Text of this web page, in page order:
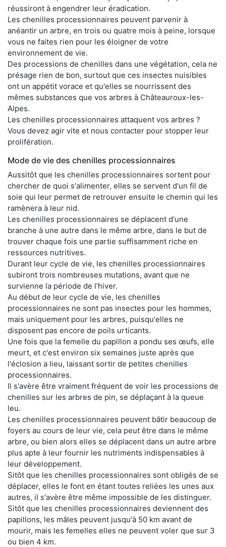
réussiront à engendrer leur éradication.
Les chenilles processionnaires peuvent parvenir à
anéantir un arbre, en trois ou quatre mois à peine, lorsque
vous ne faites rien pour les éloigner de votre
environnement de vie.
Des processions de chenilles dans une végétation, cela ne
présage rien de bon, surtout que ces insectes nuisibles
ont un appétit vorace et qu'elles se nourrissent des
mêmes substances que vos arbres à Châteauroux-les-
Alpes.
Les chenilles processionnaires attaquent vos arbres ?
Vous devez agir vite et nous contacter pour stopper leur
prolifération.
Mode de vie des chenilles processionnaires
Aussitôt que les chenilles processionnaires sortent pour
chercher de quoi s'alimenter, elles se servent d'un fil de
soie qui leur permet de retrouver ensuite le chemin qui les
ramènera à leur nid.
Les chenilles processionnaires se déplacent d'une
branche à une autre dans le même arbre, dans le but de
trouver chaque fois une partie suffisamment riche en
ressources nutritives.
Durant leur cycle de vie, les chenilles processionnaires
subiront trois nombreuses mutations, avant que ne
survienne la période de l'hiver.
Au début de leur cycle de vie, les chenilles
processionnaires ne sont pas insectes pour les hommes,
mais uniquement pour les arbres, puisqu'elles ne
disposent pas encore de poils urticants.
Une fois que la femelle du papillon a pondu ses œufs, elle
meurt, et c'est environ six semaines juste après que
l'éclosion a lieu, laissant sortir de petites chenilles
processionnaires.
Il s'avère être vraiment fréquent de voir les processions de
chenilles sur les arbres de pin, se déplaçant à la queue
leu.
Les chenilles processionnaires peuvent bâtir beaucoup de
foyers au cours de leur vie, cela peut être dans le même
arbre, ou bien alors elles se déplacent dans un autre arbre
plus apte à leur fournir les nutriments indispensables à
leur développement.
Sitôt que les chenilles processionnaires sont obligés de se
déplacer, elles le font en étant toutes reliées les unes aux
autres, il s'avère être même impossible de les distinguer.
Sitôt que les chenilles processionnaires deviennent des
papillons, les mâles peuvent jusqu'à 50 km avant de
mourir, mais les femelles elles ne peuvent voler que sur 3
ou bien 4 km.